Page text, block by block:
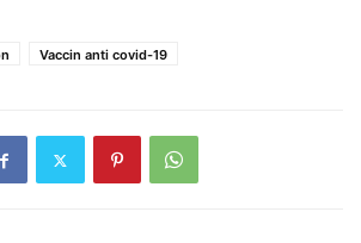
Vaccin anti covid-19